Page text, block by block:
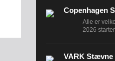
Copenhagen
Alle er
2026
VARK Stævne